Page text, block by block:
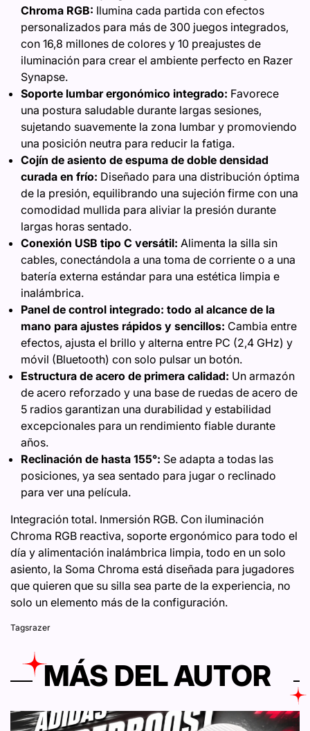
Chroma RGB: Ilumina cada partida con efectos
personalizados para más de 300 juegos integrados,
con 16,8 millones de colores y 10 preajustes de
iluminación para crear el ambiente perfecto en Razer
Synapse.
Soporte lumbar ergonómico integrado: Favorece
una postura saludable durante largas sesiones,
sujetando suavemente la zona lumbar y promoviendo
una posición neutra para reducir la fatiga.
Cojín de asiento de espuma de doble densidad
curada en frío: Diseñado para una distribución óptima
de la presión, equilibrando una sujeción firme con una
comodidad mullida para aliviar la presión durante
largas horas sentado.
Conexión USB tipo C versátil: Alimenta la silla sin
cables, conectándola a una toma de corriente o a una
batería externa estándar para una estética limpia e
inalámbrica.
Panel de control integrado: todo al alcance de la
mano para ajustes rápidos y sencillos: Cambia entre
efectos, ajusta el brillo y alterna entre PC (2,4 GHz) y
móvil (Bluetooth) con solo pulsar un botón.
Estructura de acero de primera calidad: Un armazón
de acero reforzado y una base de ruedas de acero de
5 radios garantizan una durabilidad y estabilidad
excepcionales para un rendimiento fiable durante
años.
Reclinación de hasta 155°: Se adapta a todas las
posiciones, ya sea sentado para jugar o reclinado
para ver una película.
Integración total. Inmersión RGB. Con iluminación
Chroma RGB reactiva, soporte ergonómico para todo el
día y alimentación inalámbrica limpia, todo en un solo
asiento, la Soma Chroma está diseñada para jugadores
que quieren que su silla sea parte de la experiencia, no
solo un elemento más de la configuración.
Tagsrazer
MÁS DEL AUTOR